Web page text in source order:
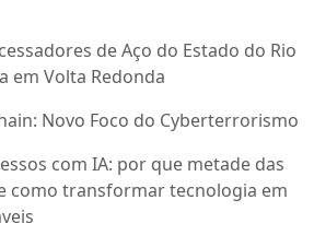
de Aço do Estado do Rio
em Volta Redonda
Novo Foco do Cyberterrorismo
com IA: por que metade das
como transformar tecnologia em